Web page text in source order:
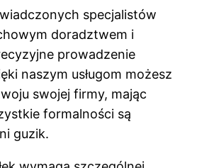
specjalistów
doradztwem i
prowadzenie
naszym usługom możesz
swojej firmy, mając
formalności są
guzik.